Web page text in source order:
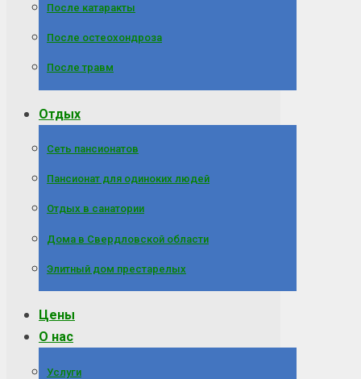
После катаракты
После остеохондроза
После травм
Отдых
Сеть пансионатов
Пансионат для одиноких людей
Отдых в санатории
Дома в Свердловской области
Элитный дом престарелых
Цены
О нас
Услуги